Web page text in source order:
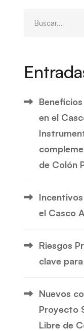
en el
de Colón
el Casco
Riesgos
clave
Nuevos
Proyecto
Libre de